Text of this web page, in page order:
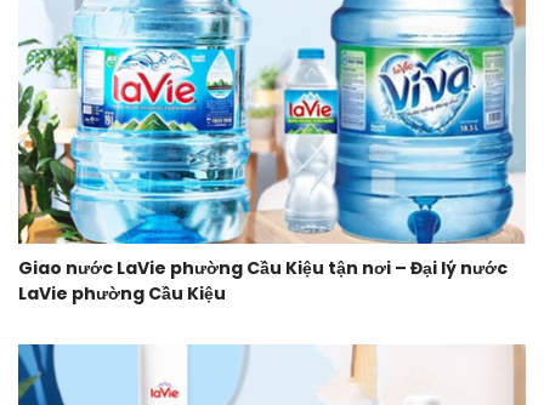
Giao nước LaVie phường Cầu Kiệu tận nơi – Đại lý nước
LaVie phường Cầu Kiệu